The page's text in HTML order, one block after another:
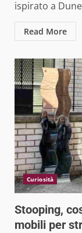
ispirato a
Read More
Curiosità
Stooping,
mobili per